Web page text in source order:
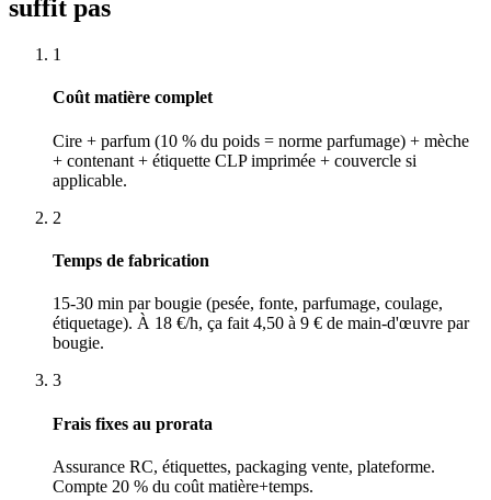
suffit pas
1
Coût matière complet
Cire + parfum (10 % du poids = norme parfumage) + mèche
+ contenant + étiquette CLP imprimée + couvercle si
applicable.
2
Temps de fabrication
15-30 min par bougie (pesée, fonte, parfumage, coulage,
étiquetage). À 18 €/h, ça fait 4,50 à 9 € de main-d'œuvre par
bougie.
3
Frais fixes au prorata
Assurance RC, étiquettes, packaging vente, plateforme.
Compte 20 % du coût matière+temps.